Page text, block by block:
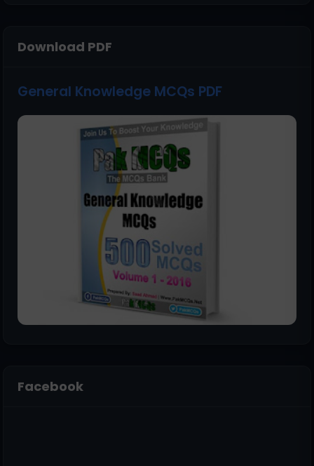
Download PDF
General Knowledge MCQs PDF
Facebook